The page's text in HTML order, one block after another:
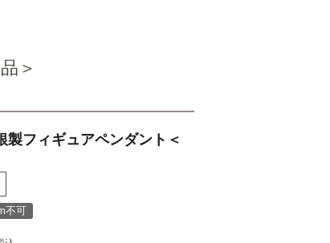
＞
製フィギュアペンダント＜
不可